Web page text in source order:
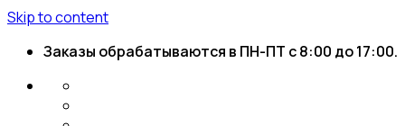
Skip to content
Заказы обрабатываются в ПН-ПТ с 8:00 до 17:00.